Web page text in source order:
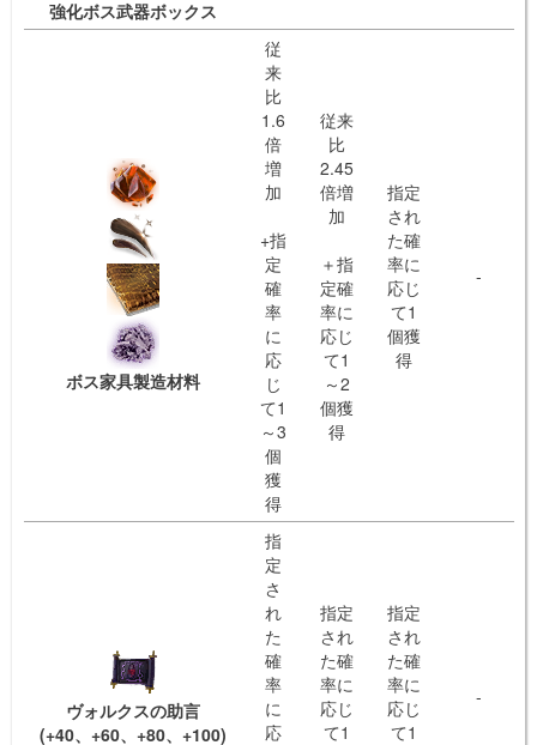
強化ボス武器ボックス
ボス家具製造材料
従
来
比
1.6
倍
増
加
+指
定
確
率
に
応
じ
て1
～3
個
獲
得
従来
比
2.45
倍増
加
＋指
定確
率に
応じ
て1
～2
個獲
得
指定
され
た確
率に
応じ
て1
個獲
得
-
ヴォルクスの助言
(+40、+60、+80、+100)
指
定
さ
れ
た
確
率
に
応
指定
され
た確
率に
応じ
て1
指定
され
た確
率に
応じ
て1
-